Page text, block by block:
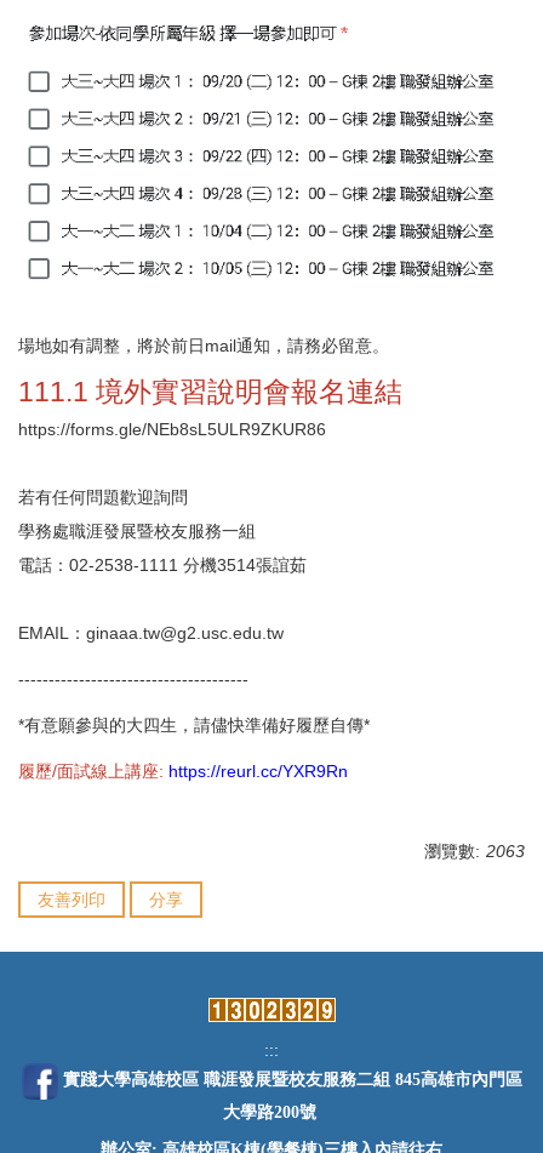
場地如有調整，將於前日mail通知，請務必留意。
111.1 境外實習說明會報名連結
https://forms.gle/NEb8sL5ULR9ZKUR86
若有任何問題歡迎詢問
學務處職涯發展暨校友服務一組
電話：02-2538-1111 分機3514張誼茹
EMAIL： ginaaa.tw@g2.usc.edu.tw
--------------------------------------
*有意願參與的大四生，請儘快準備好履歷自傳*
履歷/面試線上講座: https://reurl.cc/YXR9Rn
瀏覽數: 2063
友善列印 分享
:::
實踐大學高雄校區 職涯發展暨校友服務二組 845高雄市內門區
大學路200號